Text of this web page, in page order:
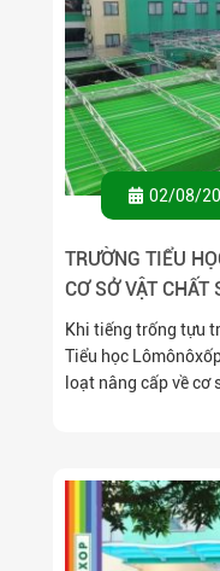
02/08/
TRƯỜNG TIỂU
CƠ SỞ VẬT
2025–2026:
MỚI – NĂNG
Khi tiếng trống tựu
Tiểu học
loạt nâng cấp về cơ